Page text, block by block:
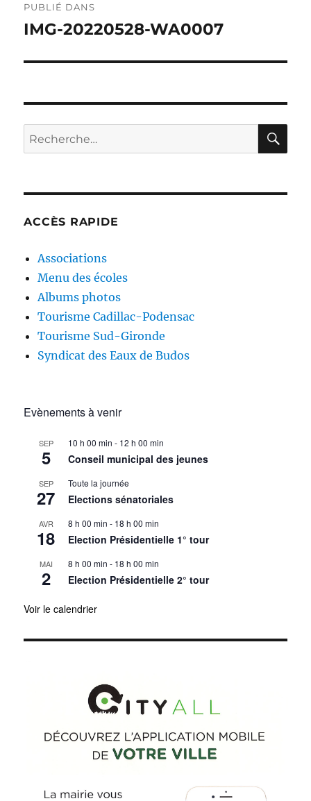
de
PUBLIÉ DANS
IMG-20220528-WA0007
Recherche
pour :
ACCÈS RAPIDE
Associations
Menu des écoles
Albums photos
Tourisme Cadillac-Podensac
Tourisme Sud-Gironde
Syndicat des Eaux de Budos
Evènements à venir
SEP
5
10 h 00 min - 12 h 00 min
Conseil municipal des jeunes
SEP
27
Toute la journée
Elections sénatoriales
AVR
18
8 h 00 min - 18 h 00 min
Election Présidentielle 1° tour
MAI
2
8 h 00 min - 18 h 00 min
Election Présidentielle 2° tour
Voir le calendrier